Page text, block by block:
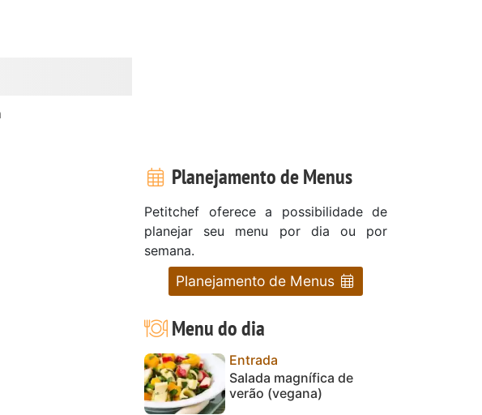
Planejamento de Menus
Petitchef oferece a possibilidade de
planejar seu menu por dia ou por
semana.
Planejamento de Menus
Menu do dia
Entrada
Salada magnífica de
verão (vegana)